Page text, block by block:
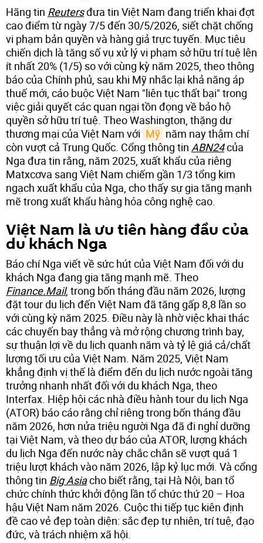
Hãng tin Reutersđưa tin Việt Nam đang triển khai đợt
cao điểm từ ngày 7/5 đến 30/5/2026, siết chặt chống
vi phạm bản quyền và hàng giả trực tuyến. Mục tiêu
chiến dịch là tăng số vụ xử lý vi phạm sở hữu trí tuệ lên
ít nhất 20% (1/5) so với cùng kỳ năm 2025, theo thông
báo của Chính phủ, sau khi Mỹ nhắc lại khả năng áp
thuế mới, cáo buộc Việt Nam "liên tục thất bại" trong
việc giải quyết các quan ngại tồn đọng về bảo hộ
quyền sở hữu trí tuệ. Theo Washington, thặng dư
thương mại của Việt Nam với Mỹ năm nay thậm chí
còn vượt cả Trung Quốc. Cổng thông tin ABN24của
Nga đưa tin rằng, năm 2025, xuất khẩu của riêng
Matxcơva sang Việt Nam chiếm gần 1/3 tổng kim
ngạch xuất khẩu của Nga, cho thấy sự gia tăng mạnh
mẽ trong xuất khẩu hàng hóa công nghệ cao.
Việt Nam là ưu tiên hàng đầu của
du khách Nga
Báo chí Nga viết về sức hút của Việt Nam đối với du
khách Nga đang gia tăng mạnh mẽ. Theo
Finance.Mail, trong bốn tháng đầu năm 2026, lượng
đặt tour du lịch đến Việt Nam đã tăng gấp 8,8 lần so
với cùng kỳ năm 2025. Điều này là nhờ việc khai thác
các chuyến bay thẳng và mở rộng chương trình bay,
sự thuận lợi về du lịch quanh năm và tỷ lệ giá cả/chất
lượng tối ưu của Việt Nam. Năm 2025, Việt Nam
khẳng định vị thế là điểm đến du lịch nước ngoài tăng
trưởng nhanh nhất đối với du khách Nga, theo
Interfax. Hiệp hội các nhà điều hành tour du lịch Nga
(ATOR) báo cáo rằng chỉ riêng trong bốn tháng đầu
năm 2026, hơn nửa triệu người Nga đã đi nghỉ dưỡng
tại Việt Nam, và theo dự báo của ATOR, lượng khách
du lịch Nga đến nước này chắc chắn sẽ vượt quá 1
triệu lượt khách vào năm 2026, lập kỷ lục mới. Và cổng
thông tin Big Asiacho biết rằng, tại Hà Nội, ban tổ
chức chính thức khởi động lần tổ chức thứ 20 – Hoa
hậu Việt Nam năm 2026. Cuộc thi tiếp tục kiên định
đề cao vẻ đẹp toàn diện: sắc đẹp tự nhiên, trí tuệ, đạo
đức, và trách nhiệm xã hội.